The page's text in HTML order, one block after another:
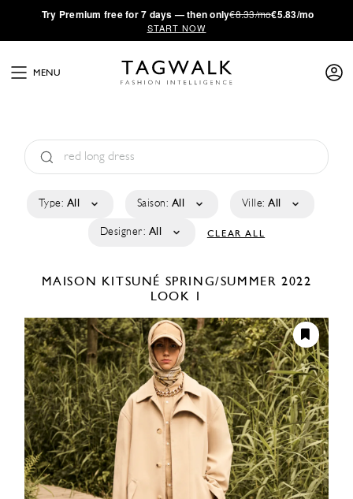
·Try Premium free for 7 days — then only€8.33/mo€5.83/mo
START NOW
MENU
Type: All Saison: All Ville: All
Designer: All CLEAR ALL
MAISON KITSUNÉ SPRING/SUMMER 2022
LOOK 1